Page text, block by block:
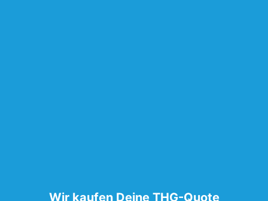
Wir kaufen Deine THG-Quote